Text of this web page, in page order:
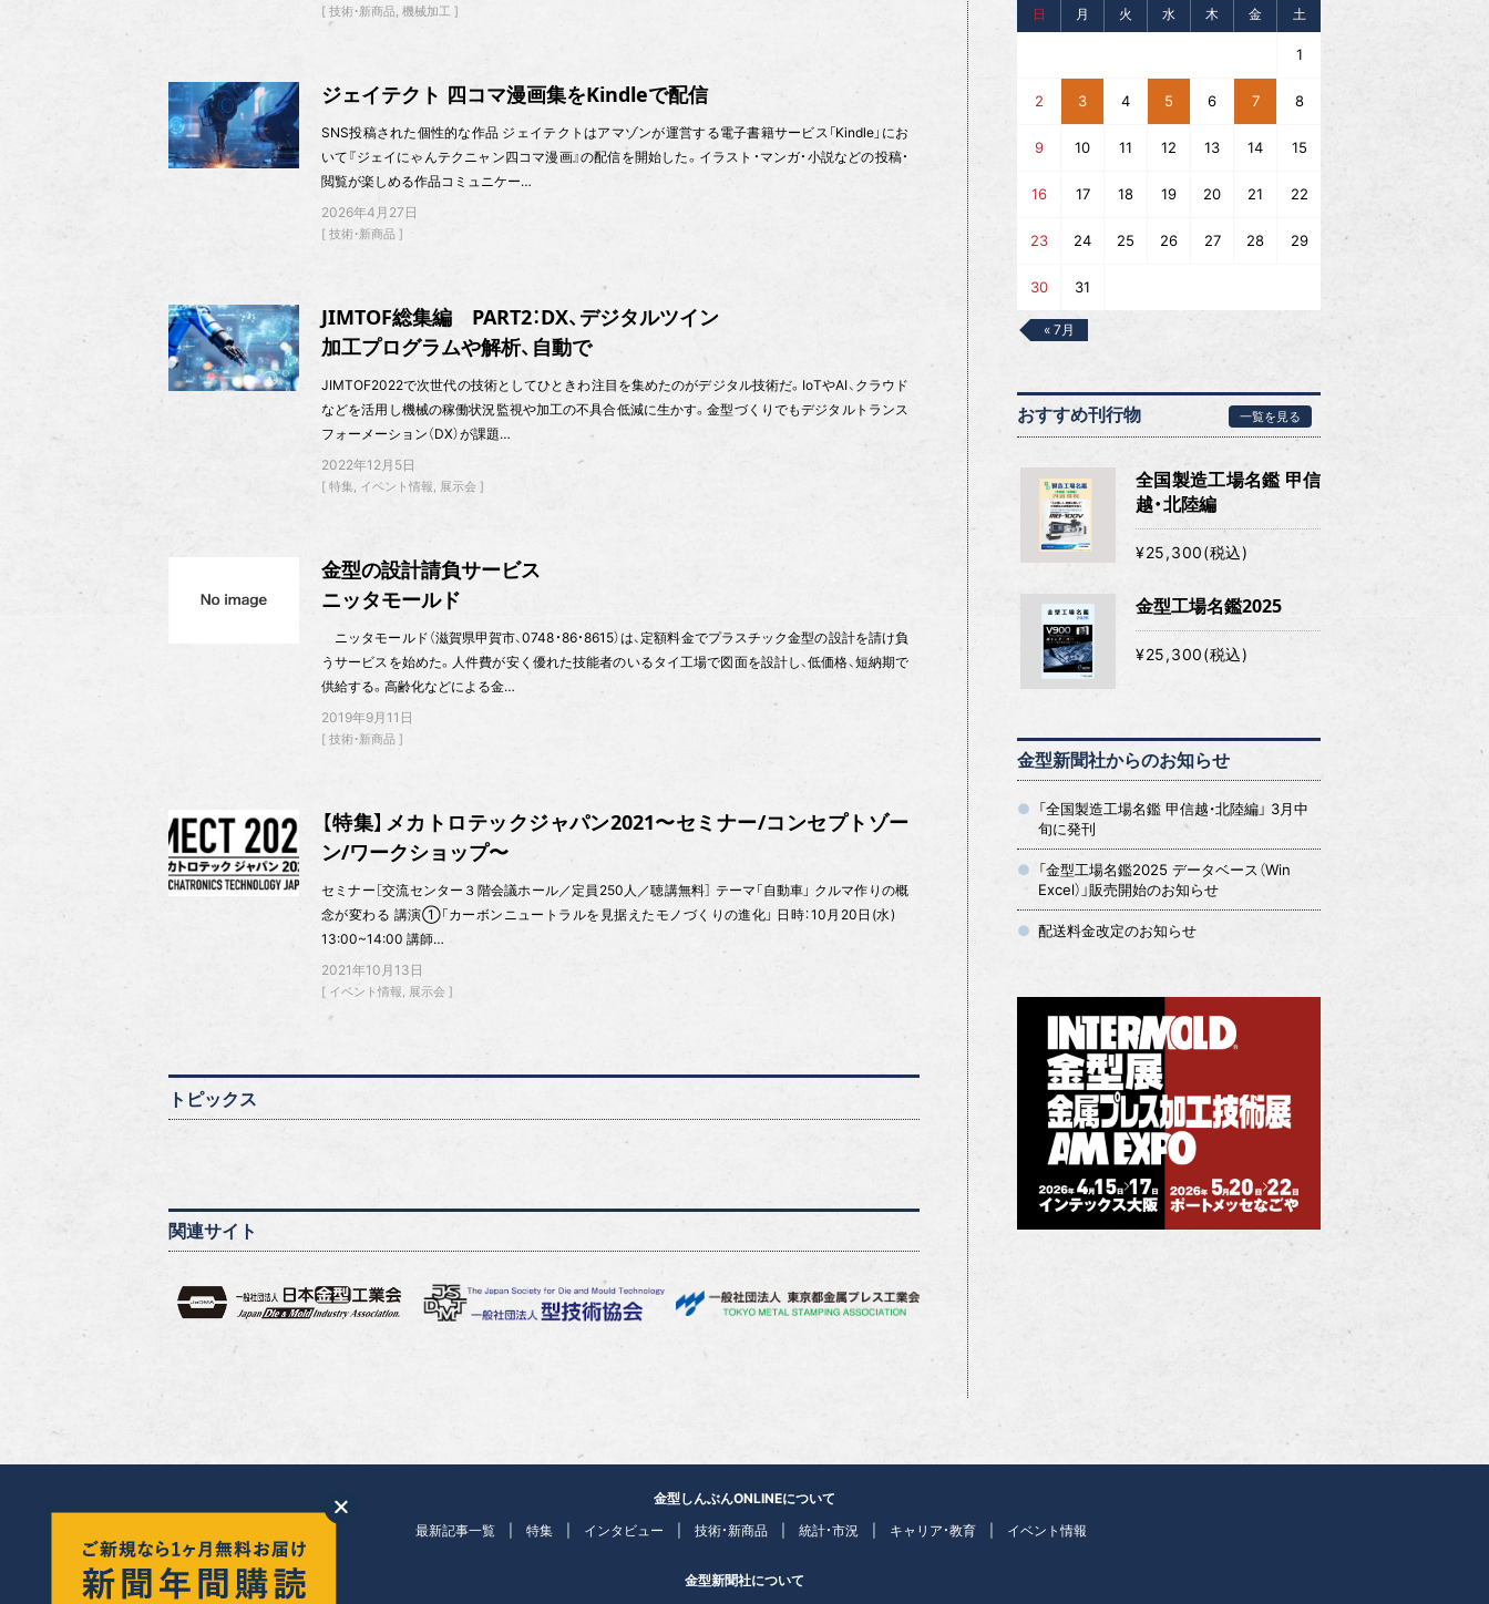
技術・新商品 機械加工
ジェイテクト 四コマ漫画集をKindleで配信
SNS投稿された個性的な作品 ジェイテクトはアマゾンが運営する電子書籍サービス「Kindle」にお
いて『ジェイにゃんテクニャン四コマ漫画』の配信を開始した。イラスト・マンガ・小説などの投稿・
閲覧が楽しめる作品コミュニケー…
2026年4月27日
技術・新商品
JIMTOF総集編 PART2：DX、デジタルツイン
加工プログラムや解析、自動で
JIMTOF2022で次世代の技術としてひときわ注目を集めたのがデジタル技術だ。IoTやAI、クラウド
などを活用し機械の稼働状況監視や加工の不具合低減に生かす。金型づくりでもデジタルトランス
フォーメーション（DX）が課題…
2022年12月5日
特集 イベント情報 展示会
金型の設計請負サービス
ニッタモールド
ニッタモールド（滋賀県甲賀市、0748・86・8615）は、定額料金でプラスチック金型の設計を請け負
うサービスを始めた。人件費が安く優れた技能者のいるタイ工場で図面を設計し、低価格、短納期で
供給する。高齢化などによる金…
2019年9月11日
技術・新商品
【特集】メカトロテックジャパン2021〜セミナー/コンセプトゾー
ン/ワークショップ〜
セミナー［交流センター３階会議ホール／定員250人／聴講無料］ テーマ「自動車」 クルマ作りの概
念が変わる 講演①「カーボンニュートラルを見据えたモノづくりの進化」 日時：10月20日(水)
13:00~14:00 講師…
2021年10月13日
イベント情報 展示会
トピックス
関連サイト
日 月 火 水 木 金 土
1
2 3 4 5 6 7 8
9 10 11 12 13 14 15
16 17 18 19 20 21 22
23 24 25 26 27 28 29
30 31
« 7月
おすすめ刊行物 一覧を見る
全国製造工場名鑑 甲信
越・北陸編
¥25,300(税込)
金型工場名鑑2025
¥25,300(税込)
金型新聞社からのお知らせ
「全国製造工場名鑑 甲信越・北陸編」 3月中
旬に発刊
「金型工場名鑑2025 データベース（Win
Excel）」販売開始のお知らせ
配送料金改定のお知らせ
金型しんぶんONLINEについて
最新記事一覧
特集 インタビュー 技術・新商品 統計・市況 キャリア・教育 イベント情報
金型新聞社について